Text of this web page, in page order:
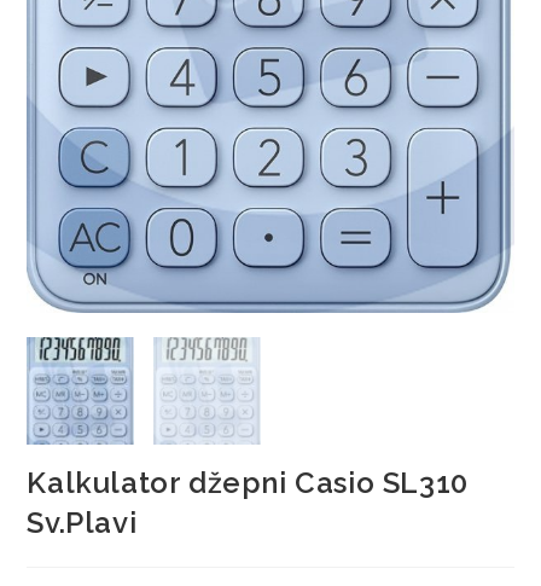
Kalkulator džepni Casio SL310
Sv.Plavi